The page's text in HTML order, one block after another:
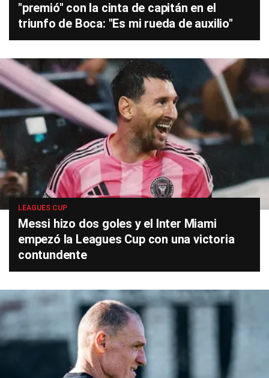
"premió" con la cinta de capitán en el
triunfo de Boca: "Es mi rueda de auxilio"
LEAGUES CUP
Messi hizo dos goles y el Inter Miami
empezó la Leagues Cup con una victoria
contundente